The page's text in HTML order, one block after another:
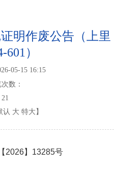
明作废公告（上里
601）
05-15 16:15
数：
21
认 大 特大 】
2026】13285号